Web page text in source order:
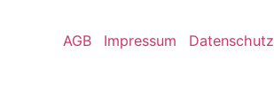
AGB Impressum Datenschutz